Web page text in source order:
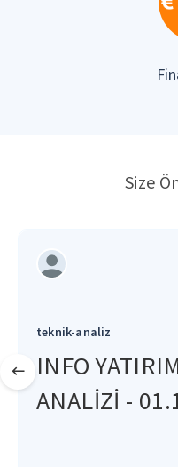
Size
teknik-analiz
INFO
ANALİZİ -